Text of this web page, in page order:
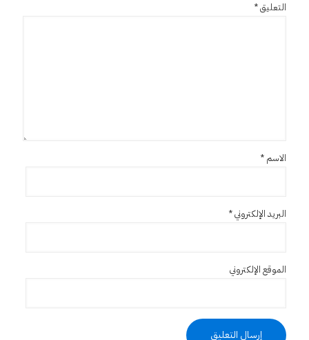
التعليق*
الاسم *
البريد الإلكتروني*
الموقع الإلكتروني